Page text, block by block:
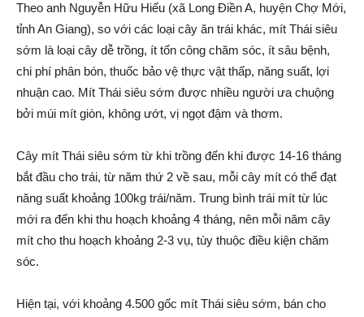
Theo anh Nguyễn Hữu Hiếu (xã Long Điền A, huyện Chợ Mới,
tỉnh An Giang), so với các loại cây ăn trái khác, mít Thái siêu
sớm là loại cây dễ trồng, ít tốn công chăm sóc, ít sâu bện‌h,
chi phí phân bón, thuốc bảo vệ thực vật thấp, năng suất, lợi
nhuận cao. Mít Thái siêu sớm được nhiều người ưa chuộng
bởi múi mít giòn, không ướt, vị ngọt đậm và thơm.
Cây mít Thái siêu sớm từ khi trồng đến khi được 14-16 tháng
bắt đầu cho trái, từ năm thứ 2 về sau, mỗi cây mít có thể đạt
năng suất khoảng 100kg trái/năm. Trung bình trái mít từ lúc
mới ra đến khi thu hoạch khoảng 4 tháng, nên mỗi năm cây
mít cho thu hoạch khoảng 2-3 vụ, tùy thuộc điều kiện chăm
sóc.
Hiện tại, với khoảng 4.500 gốc mít Thái siêu sớm, bán cho